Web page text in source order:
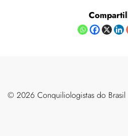
©️ 2026 Conquiliologistas do Brasil